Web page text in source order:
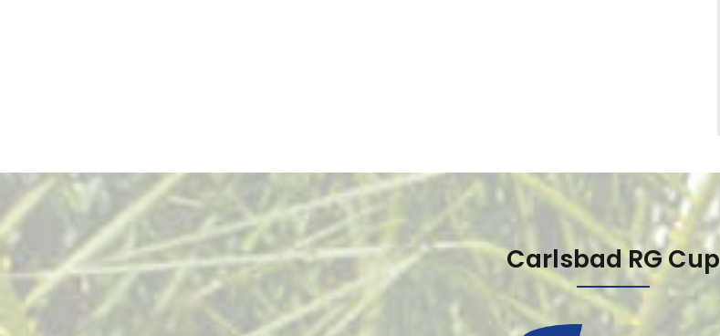
Carlsbad RG Cup